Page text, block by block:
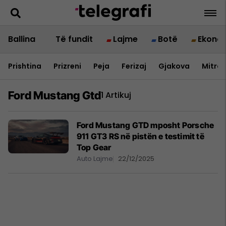
Ballina Të fundit Lajme Botë
Prishtina Prizreni Peja Ferizaj Gjakova
Ford Mustang Gtd1 Artikuj
Ford Mustang GTD mposht Porsche
911 GT3 RS në pistën e testimit të
Top Gear
Auto Lajme 22/12/2025